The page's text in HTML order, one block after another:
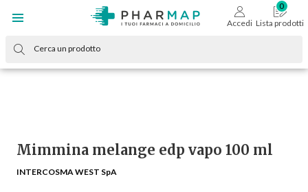
Accedi Lista prodotti
Mimmina melange edp vapo 100 ml
INTERCOSMA WEST SpA